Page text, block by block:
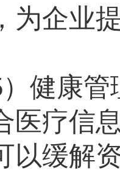
为企业
康管理
医疗信
以缓解